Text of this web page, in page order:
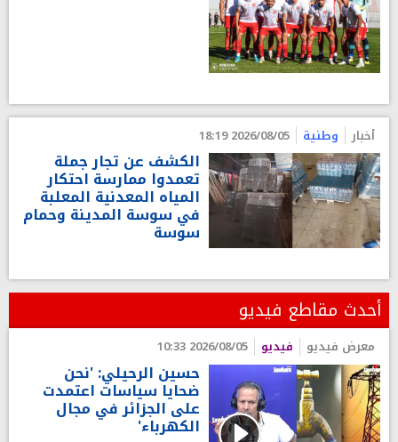
أخبار وطنية 2026/08/05 18:19
الكشف عن تجار جملة
تعمدوا ممارسة احتكار
المياه المعدنية المعلبة
في سوسة المدينة وحمام
سوسة
أحدث مقاطع فيديو
معرض فيديو فيديو 2026/08/05 10:33
حسين الرحيلي: 'نحن
ضحايا سياسات اعتمدت
على الجزائر في مجال
الكهرباء'